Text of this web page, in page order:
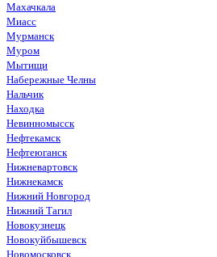
Махачкала
Миасс
Мурманск
Муром
Мытищи
Набережные Челны
Нальчик
Находка
Невинномысск
Нефтекамск
Нефтеюганск
Нижневартовск
Нижнекамск
Нижний Новгород
Нижний Тагил
Новокузнецк
Новокуйбышевск
Новомосковск